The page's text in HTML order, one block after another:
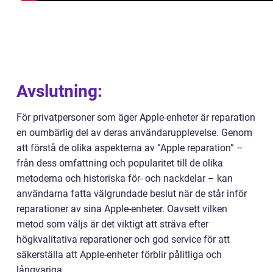
Avslutning:
För privatpersoner som äger Apple-enheter är reparation
en oumbärlig del av deras användarupplevelse. Genom
att förstå de olika aspekterna av ”Apple reparation” –
från dess omfattning och popularitet till de olika
metoderna och historiska för- och nackdelar – kan
användarna fatta välgrundade beslut när de står inför
reparationer av sina Apple-enheter. Oavsett vilken
metod som väljs är det viktigt att sträva efter
högkvalitativa reparationer och god service för att
säkerställa att Apple-enheter förblir pålitliga och